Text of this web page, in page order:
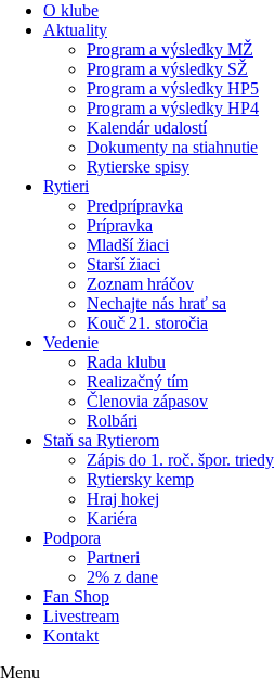
O klube
Aktuality
Program a výsledky MŽ
Program a výsledky SŽ
Program a výsledky HP5
Program a výsledky HP4
Kalendár udalostí
Dokumenty na stiahnutie
Rytierske spisy
Rytieri
Predprípravka
Prípravka
Mladší žiaci
Starší žiaci
Zoznam hráčov
Nechajte nás hrať sa
Kouč 21. storočia
Vedenie
Rada klubu
Realizačný tím
Členovia zápasov
Rolbári
Staň sa Rytierom
Zápis do 1. roč. špor. triedy
Rytiersky kemp
Hraj hokej
Kariéra
Podpora
Partneri
2% z dane
Fan Shop
Livestream
Kontakt
Menu